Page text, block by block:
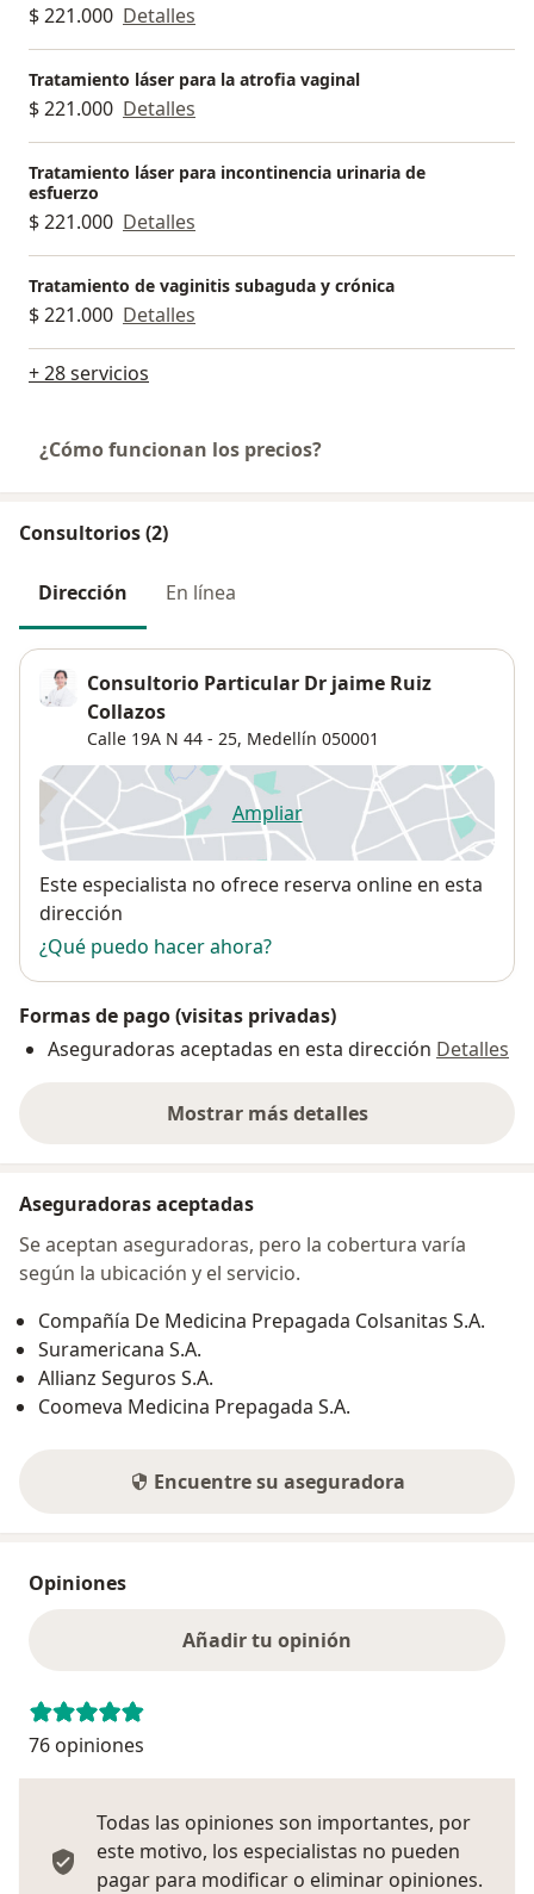
$ 221.000 Detalles
Tratamiento láser para la atrofia vaginal
$ 221.000 Detalles
Tratamiento láser para incontinencia urinaria de
esfuerzo
$ 221.000 Detalles
Tratamiento de vaginitis subaguda y crónica
$ 221.000 Detalles
+ 28 servicios
¿Cómo funcionan los precios?
Consultorios (2)
Dirección En línea
Consultorio Particular Dr jaime Ruiz
Collazos
Calle 19A N 44 - 25, Medellín 050001
Ampliarse abre en una nueva
Disponibilidad
Este especialista no ofrece reserva online en esta
dirección
¿Qué puedo hacer ahora?
Formas de pago (visitas privadas)
Aseguradoras aceptadas en esta dirección Detalles
Mostrar más detalles
sobre la dirección
Aseguradoras aceptadas
Se aceptan aseguradoras, pero la cobertura varía
según la ubicación y el servicio.
Compañía De Medicina Prepagada Colsanitas S.A.
Suramericana S.A.
Allianz Seguros S.A.
Coomeva Medicina Prepagada S.A.
Encuentre su aseguradora
Opiniones
Añadir tu opinión
76 opiniones
Todas las opiniones son importantes, por
este motivo, los especialistas no pueden
pagar para modificar o eliminar opiniones.